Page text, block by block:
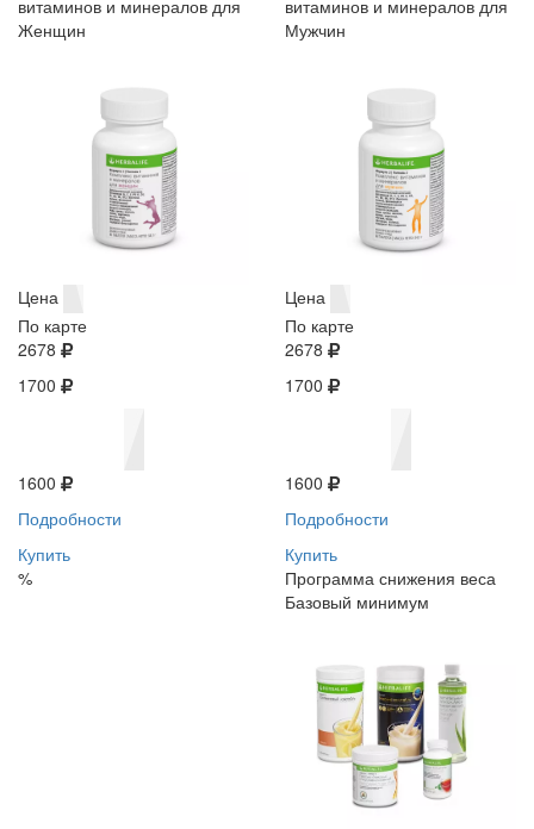
витаминов и минералов для
Женщин
Цена
По карте
2678
1700
1600
Подробности
Купить
%
витаминов и минералов для
Мужчин
Цена
По карте
2678
1700
1600
Подробности
Купить
Программа снижения веса
Базовый минимум